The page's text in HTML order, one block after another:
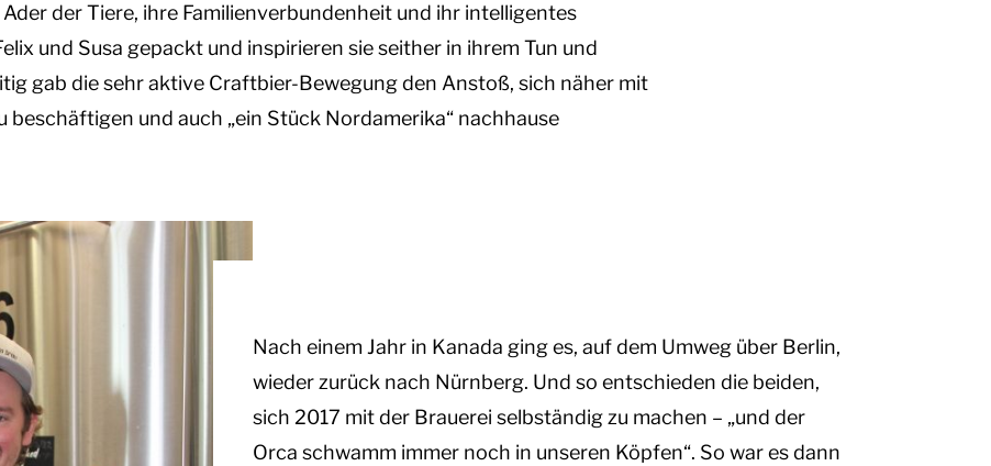
Ader der Tiere, ihre Familienverbundenheit und ihr intelligentes
und Susa gepackt und inspirieren sie seither in ihrem Tun und
gab die sehr aktive Craftbier-Bewegung den Anstoß, sich näher mit
beschäftigen und auch „ein Stück Nordamerika“ nachhause
Nach einem Jahr in Kanada ging es, auf dem Umweg über Berlin,
wieder zurück nach Nürnberg. Und so entschieden die beiden,
sich 2017 mit der Brauerei selbständig zu machen – „und der
Orca schwamm immer noch in unseren Köpfen“. So war es dann